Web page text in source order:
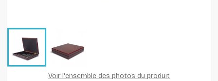
Voir l'ensemble des photos du produit